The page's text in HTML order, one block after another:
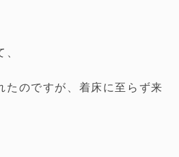
たのですが、着床に至らず来